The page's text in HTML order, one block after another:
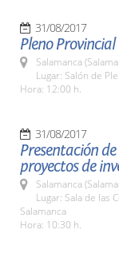
31/08/2017
Pleno
Salamanca
Lugar: Salón de
Hora: 12:00 h.
31/08/2017
Presentación
proyectos de
Salamanca
Lugar: Sala de las
Salamanca
Hora: 10:30 h.